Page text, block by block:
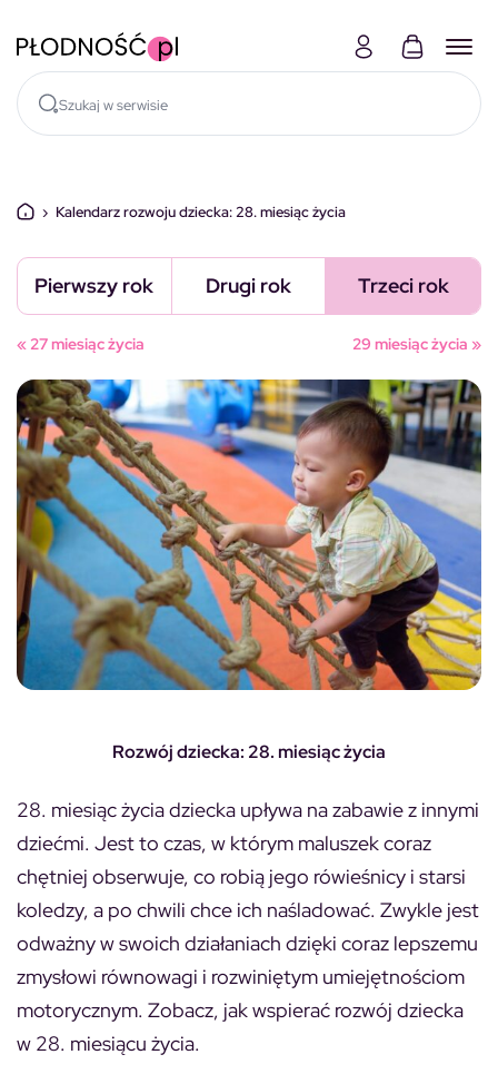
› Kalendarz rozwoju dziecka: 28. miesiąc życia
Pierwszy rok Drugi rok Trzeci rok
« 27 miesiąc życia 29 miesiąc życia »
Rozwój dziecka: 28. miesiąc życia
28. miesiąc życia dziecka upływa na zabawie z innymi
dziećmi. Jest to czas, w którym maluszek coraz
chętniej obserwuje, co robią jego rówieśnicy i starsi
koledzy, a po chwili chce ich naśladować. Zwykle jest
odważny w swoich działaniach dzięki coraz lepszemu
zmysłowi równowagi i rozwiniętym umiejętnościom
motorycznym. Zobacz, jak wspierać rozwój dziecka
w 28. miesiącu życia.